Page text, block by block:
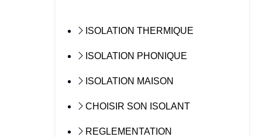
ISOLATION THERMIQUE
ISOLATION PHONIQUE
ISOLATION MAISON
CHOISIR SON ISOLANT
REGLEMENTATION